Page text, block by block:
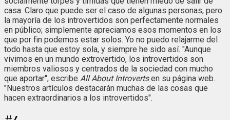
casa. Claro que puede ser el caso de algunas personas, pero
la mayoría de los introvertidos son perfectamente normales
en público; simplemente apreciamos esos momentos en los
que por fin podemos estar solos. Yo no puedo relajarme del
todo hasta que estoy sola, y siempre he sido así. "Aunque
vivimos en un mundo extrovertido, los introvertidos son
miembros valiosos y centrados de la sociedad con mucho
que aportar", escribe All About Introvertsen su página web.
"Nuestros artículos destacarán muchas de las cosas que
hacen extraordinarios a los introvertidos".